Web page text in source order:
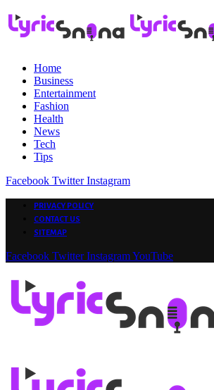
Home
Business
Entertainment
Fashion
Health
News
Tech
Tips
Facebook Twitter Instagram
PRIVACY POLICY
CONTACT US
SITEMAP
Facebook Twitter InstagramYouTube